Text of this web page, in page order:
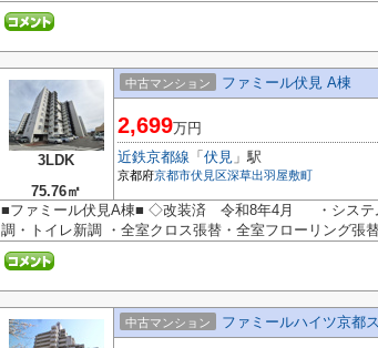
3LDK
75.76㎡
中古マンション ファミール伏見 A棟
2,699万円
近鉄京都線 「 伏見 」駅
京都府京都市伏見区深草出羽屋敷町
■ファミール伏見A棟■ ◇改装済 令和8年4月 ・システ
調・トイレ新調 ・全室クロス張替・全室フローリング張
中古マンション ファミールハイツ京都